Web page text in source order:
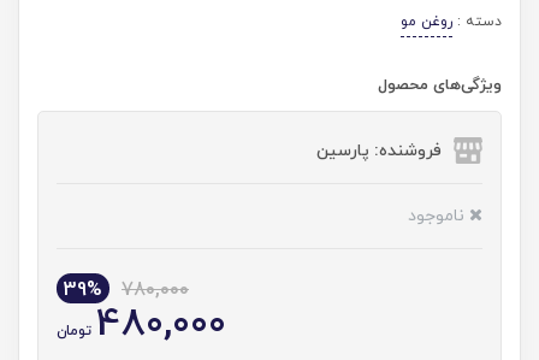
دسته : روغن مو
ویژگی‌های محصول
فروشنده: پارسین
ناموجود
780,000
39%
480,000 تومان